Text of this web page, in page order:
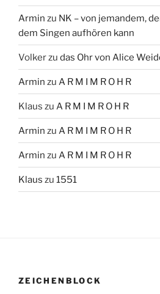
Armin zu NK – von jemandem,
dem Singen aufhören kann
Volkerzu das Ohr von Alice
Armin zu A R M I M R O H R
Klaus zu A R M I M R O H R
Armin zu A R M I M R O H R
Armin zu A R M I M R O H R
Klaus zu 1551
ZEICHENBLOCK